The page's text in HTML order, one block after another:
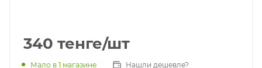
340 тенге/шт
Мало в 1 магазине Нашли дешевле?